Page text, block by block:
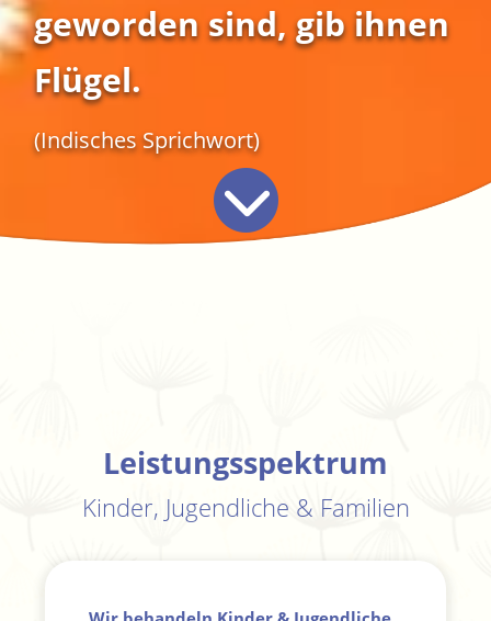
geworden sind, gib ihnen
Flügel.
(Indisches Sprichwort)
Leistungsspektrum
Kinder, Jugendliche & Familien